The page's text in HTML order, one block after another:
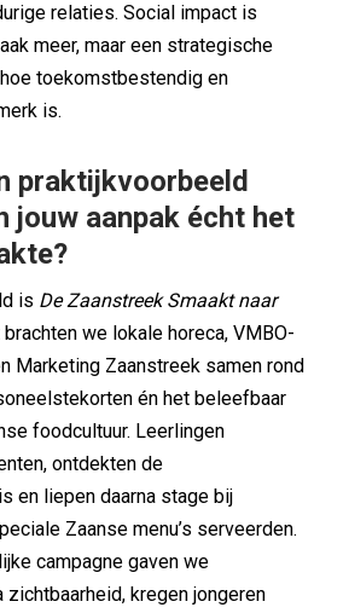
relaties. Social impact is
meer, maar een strategische
toekomstbestendig en
is.
praktijkvoorbeeld
jouw aanpak écht het
is De Zaanstreek Smaakt naar
we lokale horeca, VMBO-
Marketing Zaanstreek samen rond
én het beleefbaar
foodcultuur. Leerlingen
ontdekten de
en liepen daarna stage bij
Zaanse menu’s serveerden.
campagne gaven we
kregen jongeren